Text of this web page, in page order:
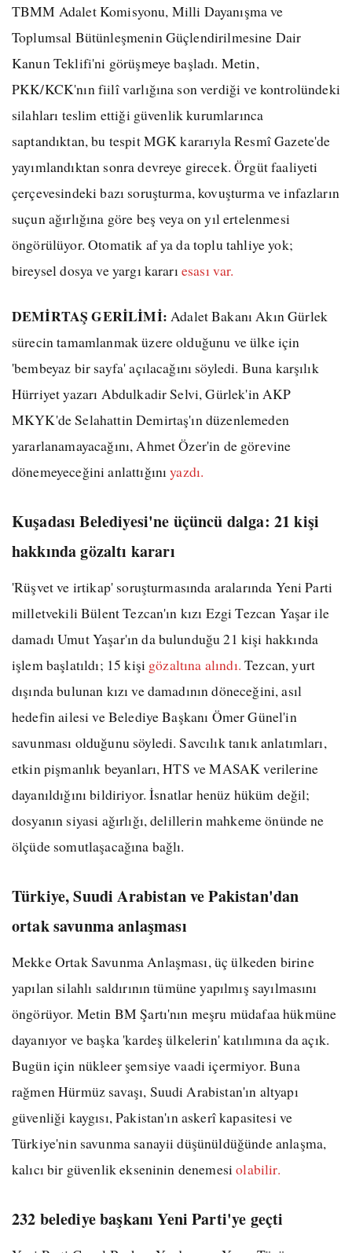
TBMM Adalet Komisyonu, Milli Dayanışma ve
Toplumsal Bütünleşmenin Güçlendirilmesine Dair
Kanun Teklifi'ni görüşmeye başladı. Metin,
PKK/KCK'nın fiilî varlığına son verdiği ve kontrolündeki
silahları teslim ettiği güvenlik kurumlarınca
saptandıktan, bu tespit MGK kararıyla Resmî Gazete'de
yayımlandıktan sonra devreye girecek. Örgüt faaliyeti
çerçevesindeki bazı soruşturma, kovuşturma ve infazların
suçun ağırlığına göre beş veya on yıl ertelenmesi
öngörülüyor. Otomatik af ya da toplu tahliye yok;
bireysel dosya ve yargı kararıesası var.
DEMİRTAŞ GERİLİMİ: Adalet Bakanı Akın Gürlek
sürecin tamamlanmak üzere olduğunu ve ülke için
'bembeyaz bir sayfa' açılacağını söyledi. Buna karşılık
Hürriyet yazarı Abdulkadir Selvi, Gürlek'in AKP
MKYK'de Selahattin Demirtaş'ın düzenlemeden
yararlanamayacağını, Ahmet Özer'in de görevine
dönemeyeceğini anlattığınıyazdı.
Kuşadası Belediyesi'ne üçüncü dalga: 21 kişi
hakkında gözaltı kararı
'Rüşvet ve irtikap' soruşturmasında aralarında Yeni Parti
milletvekili Bülent Tezcan'ın kızı Ezgi Tezcan Yaşar ile
damadı Umut Yaşar'ın da bulunduğu 21 kişi hakkında
işlem başlatıldı; 15 kişi gözaltına alındı. Tezcan, yurt
dışında bulunan kızı ve damadının döneceğini, asıl
hedefin ailesi ve Belediye Başkanı Ömer Günel'in
savunması olduğunu söyledi. Savcılık tanık anlatımları,
etkin pişmanlık beyanları, HTS ve MASAK verilerine
dayanıldığını bildiriyor. İsnatlar henüz hüküm değil;
dosyanın siyasi ağırlığı, delillerin mahkeme önünde ne
ölçüde somutlaşacağına bağlı.
Türkiye, Suudi Arabistan ve Pakistan'dan
ortak savunma anlaşması
Mekke Ortak Savunma Anlaşması, üç ülkeden birine
yapılan silahlı saldırının tümüne yapılmış sayılmasını
öngörüyor. Metin BM Şartı'nın meşru müdafaa hükmüne
dayanıyor ve başka 'kardeş ülkelerin' katılımına da açık.
Bugün için nükleer şemsiye vaadi içermiyor. Buna
rağmen Hürmüz savaşı, Suudi Arabistan'ın altyapı
güvenliği kaygısı, Pakistan'ın askerî kapasitesi ve
Türkiye'nin savunma sanayii düşünüldüğünde anlaşma,
kalıcı bir güvenlik ekseninin denemesiolabilir.
232 belediye başkanı Yeni Parti'ye geçti